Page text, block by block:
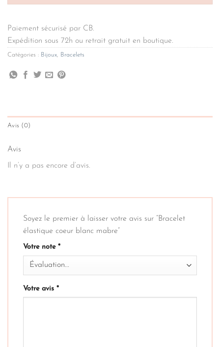
Paiement sécurisé par CB.
Expédition sous 72h ou retrait gratuit en boutique.
Catégories : Bijoux, Bracelets
Avis (0)
Avis
Il n’y a pas encore d’avis.
Soyez le premier à laisser votre avis sur “Bracelet
élastique coeur blanc mabre”
Votre note *
Votre avis *